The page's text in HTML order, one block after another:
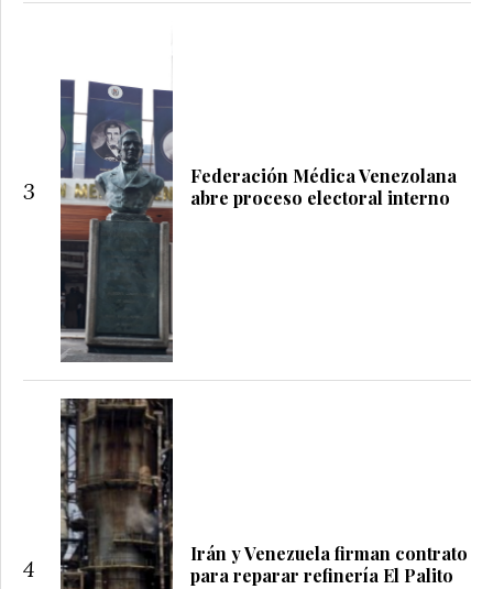
3
Federación Médica Venezolana
abre proceso electoral interno
4
Irán y Venezuela firman contrato
para reparar refinería El Palito